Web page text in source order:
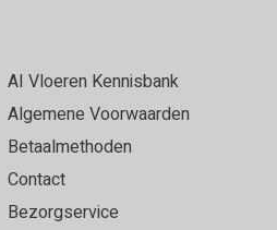
AI Vloeren Kennisbank
Algemene Voorwaarden
Betaalmethoden
Contact
Bezorgservice